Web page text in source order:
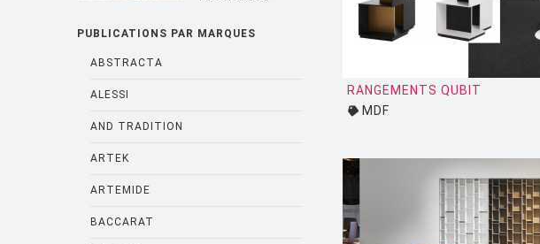
PUBLICATIONS PAR MARQUES
ABSTRACTA
ALESSI
AND TRADITION
ARTEK
ARTEMIDE
BACCARAT
RANGEMENTS QUBIT
MDF